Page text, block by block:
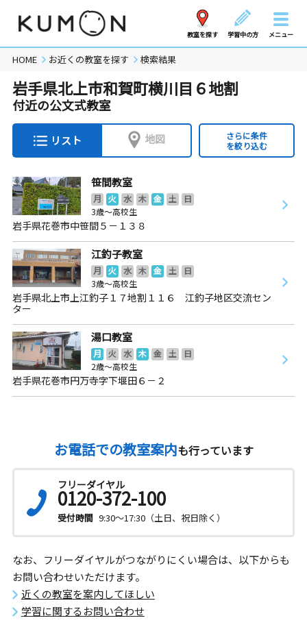
教室を探す 学習中の方 メニュー
HOME お近くの教室を探す 検索結果
岩手県北上市和賀町横川目６地割
付近の公文式教室
リスト 地図
さらに条件
を絞り込む
笹間教室
月 火 水 木 金 土
日
3歳～高校生
岩手県花巻市中笹間５－１３８
江釣子教室
月 火 水 木 金 土
日
3歳～高校生
岩手県北上市上江釣子１７地割１１６ 江釣子地区交流セン
ター
湯口教室
月 火 水 木 金 土
日
2歳～高校生
岩手県花巻市円万寺字下堰田６－２
お電話での教室案内も行っています
フリーダイヤル
0120-372-100
受付時間 9:30～17:30（土日、祝日除く）
なお、フリーダイヤルがつながりにくい場合は、以下からも
お問い合わせいただけます。
近くの教室を案内してほしい
学習に関するお問い合わせ